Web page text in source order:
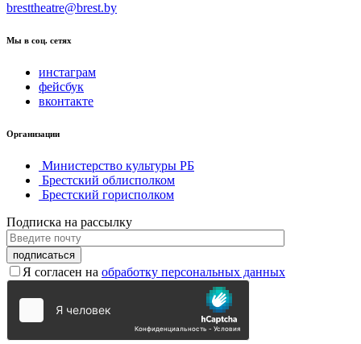
bresttheatre@brest.by
Мы в соц. сетях
инстаграм
фейсбук
вконтакте
Организации
Министерство культуры РБ
Брестский облисполком
Брестский горисполком
Подписка на рассылку
Я согласен на обработку персональных данных